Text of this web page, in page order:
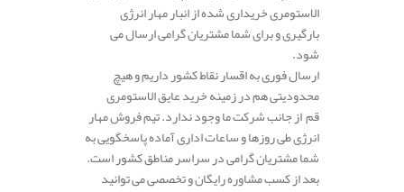
الاستومری خریداری شده از انبار مهار انرژی
بارگیری و برای شما مشتریان گرامی ارسال می
شود.
ارسال فوری به اقسار نقاط کشور داریم و هیچ
محدودیتی هم در زمینه خرید عایق الاستومری
قم از جانب شرکت ما وجود ندارد. تیم فروش مهار
انرژی طی روزها و ساعات اداری آماده پاسخگویی به
شما مشتریان گرامی در سراسر مناطق کشور است.
بعد از کسب مشاوره رایگان و تخصصی می توانید